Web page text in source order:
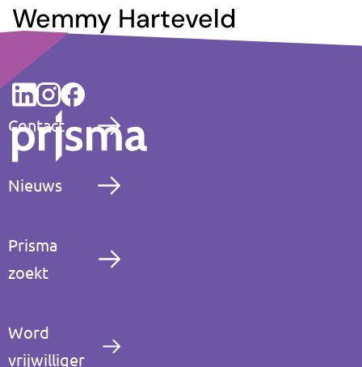
Wemmy Harteveld
Contact
Nieuws
Prisma
zoekt
Word
vrijwilliger